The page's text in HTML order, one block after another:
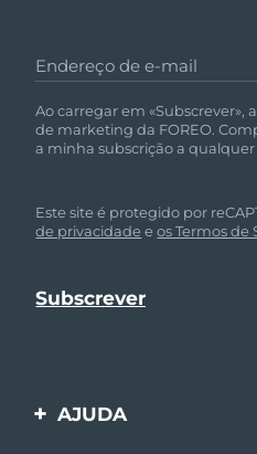
Endereço de e-mail
Ao carregar em «Subscrever»,
de marketing da FOREO.
a minha subscrição a
Este site é protegido por
de privacidade eos Termos de
AJUDA